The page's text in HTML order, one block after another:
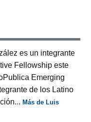
es un integrante
Fellowship este
Emerging
de los Latino
Más de Luis